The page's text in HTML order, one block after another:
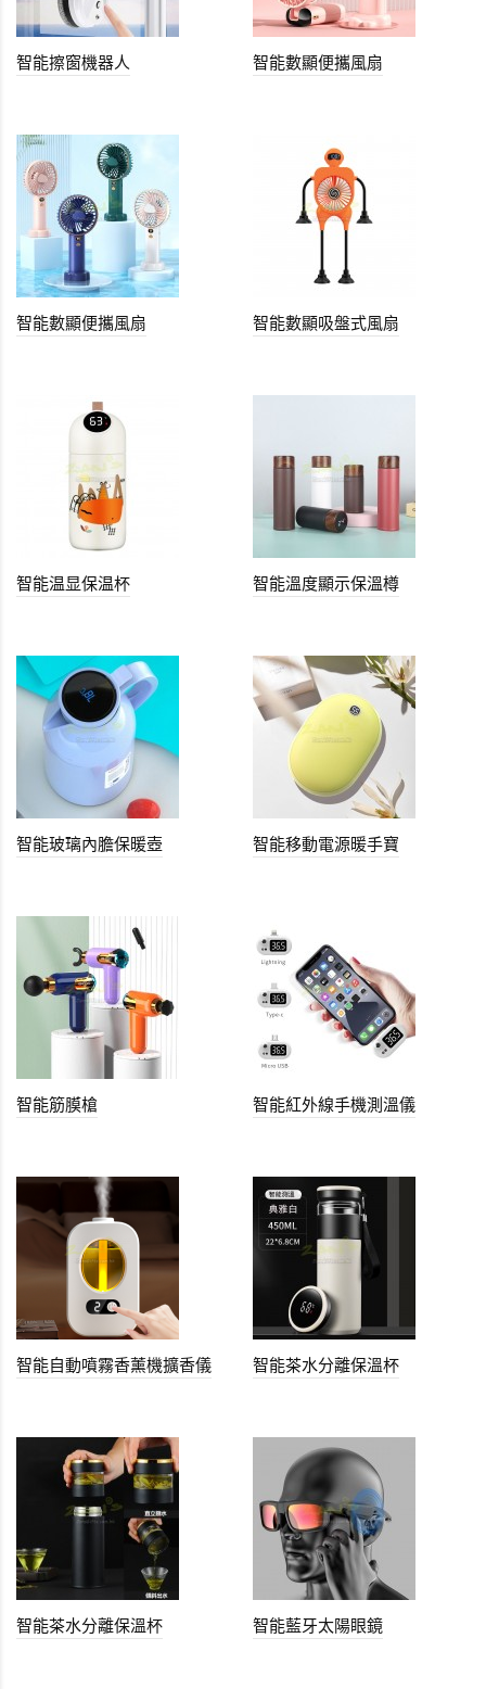
智能擦窗機器人 智能數顯便攜風扇
智能數顯便攜風扇 智能數顯吸盤式風扇
智能温显保温杯 智能溫度顯示保溫樽
智能玻璃內膽保暖壺 智能移動電源暖手寶
智能筋膜槍 智能紅外線手機測溫儀
智能自動噴霧香薰機擴香儀 智能茶水分離保溫杯
智能茶水分離保溫杯 智能藍牙太陽眼鏡